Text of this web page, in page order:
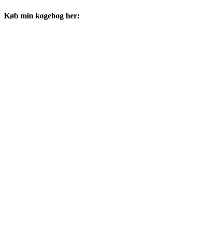
Køb min kogebog her: